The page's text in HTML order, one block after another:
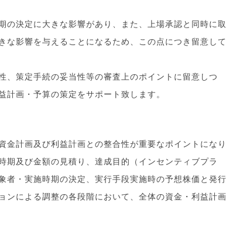
決定に大きな影響があり、また、上場承認と同時に取
影響を与えることになるため、この点につき留意して
策定手続の妥当性等の審査上のポイントに留意しつ
画・予算の策定をサポート致します。
計画及び利益計画との整合性が重要なポイントになり
及び金額の見積り、達成目的（インセンティブプラ
者・実施時期の決定、実行手段実施時の予想株価と発行
による調整の各段階において、全体の資金・利益計画